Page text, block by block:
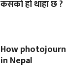
कसको हो थाहा छ ?
How
in Nepal